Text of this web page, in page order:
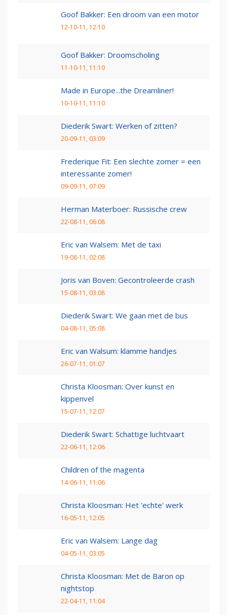
Goof Bakker: Een droom van een motor
12-10-11, 12:10
Goof Bakker: Droomscholing
11-10-11, 11:10
Made in Europe...the Dreamliner!
10-10-11, 11:10
Diederik Swart: Werken of zitten?
20-09-11, 03:09
Frederique Fit: Een slechte zomer = een
interessante zomer!
09-09-11, 07:09
Herman Materboer: Russische crew
22-08-11, 06:08
Eric van Walsem: Met de taxi
19-08-11, 02:08
Joris van Boven: Gecontroleerde crash
15-08-11, 03:08
Diederik Swart: We gaan met de bus
04-08-11, 05:08
Eric van Walsum: klamme handjes
26-07-11, 01:07
Christa Kloosman: Over kunst en
kippenvel
15-07-11, 12:07
Diederik Swart: Schattige luchtvaart
22-06-11, 12:06
Children of the magenta
14-06-11, 11:06
Christa Kloosman: Het 'echte' werk
16-05-11, 12:05
Eric van Walsem: Lange dag
04-05-11, 03:05
Christa Kloosman: Met de Baron op
nightstop
22-04-11, 11:04